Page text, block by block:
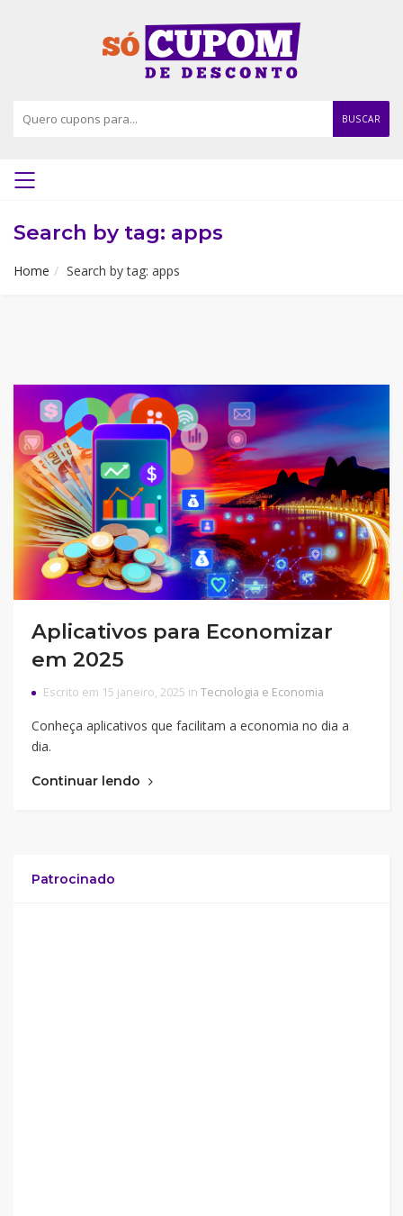
BUSCAR
Search by tag: apps
Home Search by tag: apps
Aplicativos para Economizar
em 2025
Escrito em 15 janeiro, 2025 in Tecnologia e Economia
Conheça aplicativos que facilitam a economia no dia a
dia.
Continuar lendo
Patrocinado